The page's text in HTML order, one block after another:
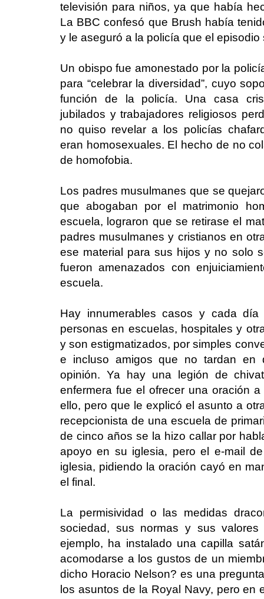
televisión para niños, ya que había
La BBC confesó que Brush había
y le aseguró a la policía que el episodio
Un obispo fue amonestado por la
para “celebrar la diversidad”, cuyo
función de la policía. Una casa
jubilados y trabajadores religiosos
no quiso revelar a los policías
eran homosexuales. El hecho de no
de homofobia.
Los padres musulmanes que se
que abogaban por el matrimonio
escuela, lograron que se retirase el
padres musulmanes y cristianos en
ese material para sus hijos y no solo
fueron amenazados con
escuela.
Hay innumerables casos y cada
personas en escuelas, hospitales y
y son estigmatizados, por simples
e incluso amigos que no tardan en
opinión. Ya hay una legión de
enfermera fue el ofrecer una oración
ello, pero que le explicó el asunto a
recepcionista de una escuela de
de cinco años se la hizo callar por
apoyo en su iglesia, pero el e-mail
iglesia, pidiendo la oración cayó en
el final.
La permisividad o las medidas
sociedad, sus normas y sus
ejemplo, ha instalado una capilla
acomodarse a los gustos de un
dicho Horacio Nelson? es una
los asuntos de la Royal Navy, pero en